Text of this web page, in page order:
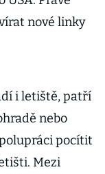
nové linky
i letiště, patří
nebo
pocítit
Mezi